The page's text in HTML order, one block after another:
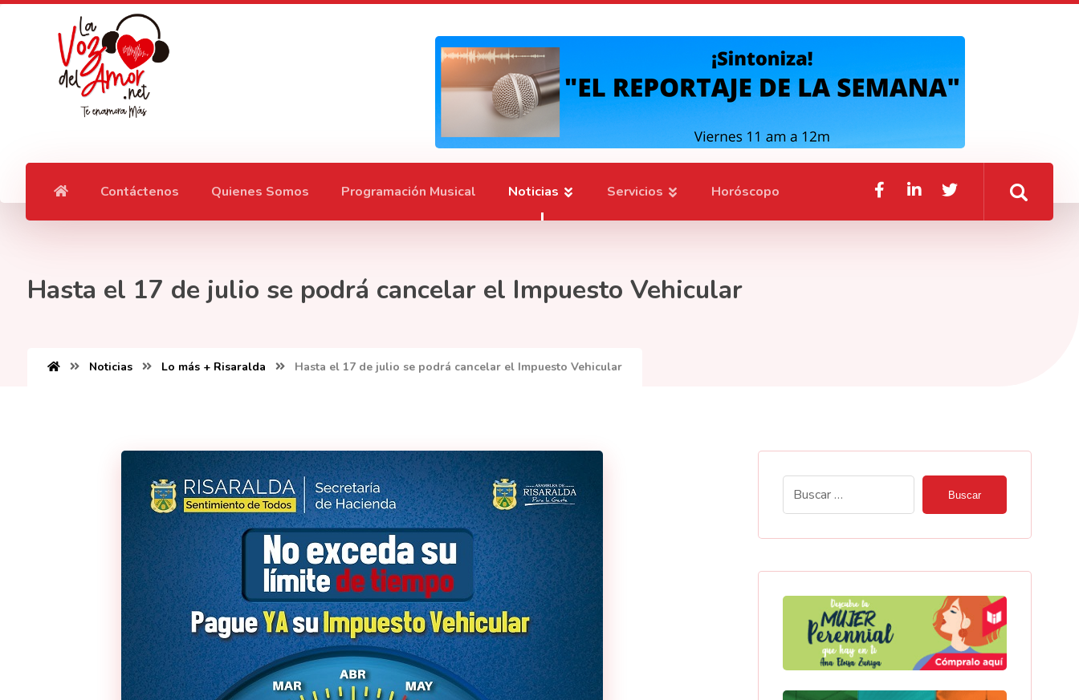
Contáctenos Quienes Somos Programación Musical Noticias Servicios Horóscopo
Hasta el 17 de julio se podrá cancelar el Impuesto Vehicular
Noticias Lo más + Risaralda Hasta el 17 de julio se podrá cancelar el Impuesto Vehicular
Buscar